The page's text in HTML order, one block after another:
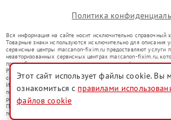
Политика
Вся информация на сайте носит исключительно справочный
Товарные знаки используются исключительно для описания
сервисные центры mar.canon-fixim.ru предоставляют услуги
неавторизованных сервисных центрах mar.canon-fixim.ru,
правообладателями товарных знаков или их официальными
Ремонт осуществляется для устройств, уже введенных в
со статьей 1487 ГК РФ.
Использование товарных знаков не преследует цели
потребителей в заблуждение, а служит для информирования
ремонту техники указанных брендов.
Представленная на сайте информация не является публичной
положениями Статьи 437(2) Гражданского кодекса РФ
Этот сайт использует файлы cookie. Вы
ознакомиться с правилами
файлов cookie